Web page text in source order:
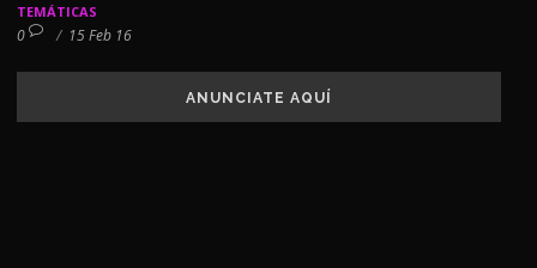
TEMÁTICAS
0 / 15 Feb 16
ANUNCIATE AQUÍ